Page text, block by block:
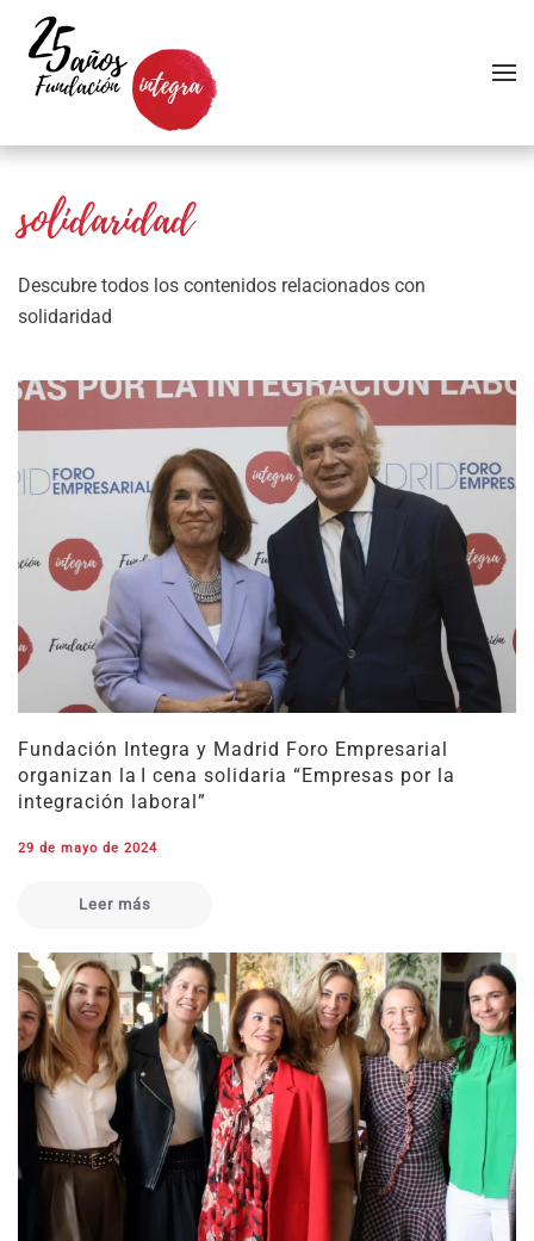
Skip to main content
solidaridad
Descubre todos los contenidos relacionados con
solidaridad
Fundación Integra y Madrid Foro Empresarial
organizan la I cena solidaria “Empresas por la
integración laboral”
29 de mayo de 2024
Leer más